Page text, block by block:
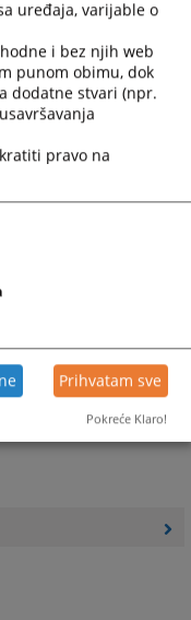
uređaja, varijable o
i bez njih web
punom obimu, dok
dodatne stvari (npr.
pravo na
Prihvatam sve
Pokreće Klaro!